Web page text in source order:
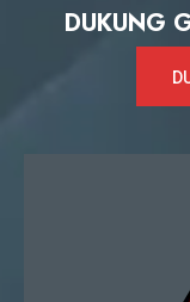
DUKUNG